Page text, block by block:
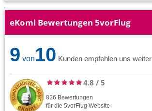
eKomi Bewertungen 5vorFlug
9 von10 Kunden empfehlen uns weiter
4.8 / 5
826 Bewertungen
für die 5vorFlug Website